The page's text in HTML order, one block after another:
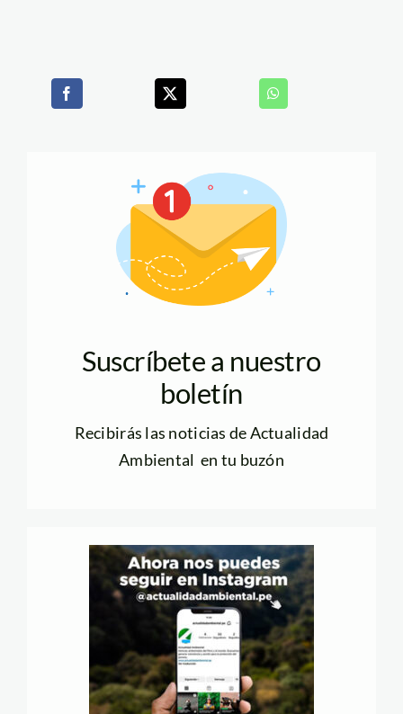
Suscríbete a nuestro
boletín
Recibirás las noticias de Actualidad
Ambiental en tu buzón